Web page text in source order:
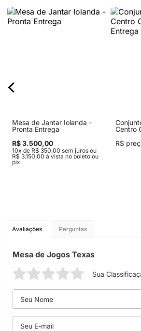
Mesa de Jantar Iolanda -
Pronta Entrega
R$ 3.500,00
10x de R$ 350,00 sem juros ou
R$ 3.150,00 à vista no boleto ou
pix
Centro
R$
Avaliações Perguntas
Mesa de Jogos Texas
Sua